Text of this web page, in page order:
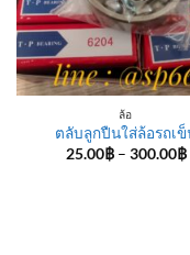
ล้อ
ตลับลูกปืนใส่ล้อรถเ
25.00฿ – 300.00฿